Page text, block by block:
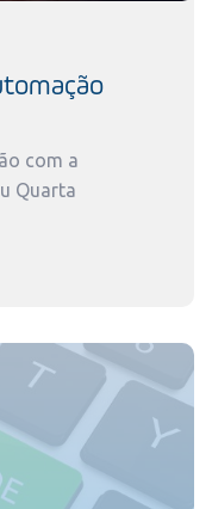
com a
Quarta